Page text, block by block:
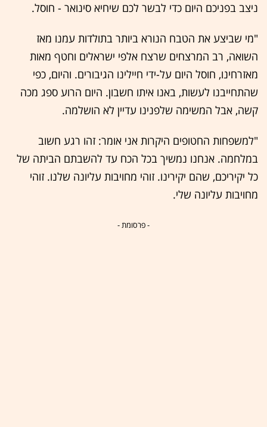
ניצב בפניכם היום כדי לבשר לכם שיחיא סינואר - חוסל.
"מי שביצע את הטבח הנורא ביותר בתולדות עמנו מאז
השואה, רב המרצחים שרצח אלפי ישראלים וחטף מאות
מאזרחינו, חוסל היום על-ידי חיילינו הגיבורים. והיום, כפי
שהתחייבנו לעשות, באנו איתו חשבון. היום הרוע ספג מכה
קשה, אבל המשימה שלפנינו עדיין לא הושלמה.
"למשפחות החטופים היקרות אני אומר: זהו רגע חשוב
במלחמה. אנחנו נמשיך בכל הכח עד להשבתם הביתה של
כל יקיריכם, שהם יקירינו. זוהי מחויבות עליונה שלנו. זוהי
מחויבות עליונה שלי.
- פרסומת -